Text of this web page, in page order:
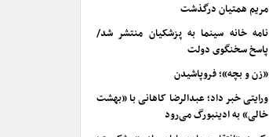
مریم همتیان درگذشت
نامه خانه سینما به پزشکیان منتشر شد/
پاسخ سخنگوی دولت
«زن و بچه»؛ فروپاشیدن
ورایتی خبر داد؛ عبدالرضا کاهانی با «بهشت
خالی» به ادینبورگ می‌رود